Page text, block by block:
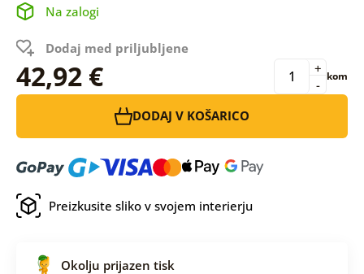
Na zalogi
Dodaj med priljubljene
42,92 € -
+ kom
DODAJ V KOŠARICO
Preizkusite sliko v svojem interierju
Okolju prijazen tisk